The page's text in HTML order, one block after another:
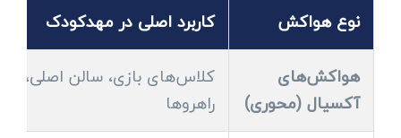
نوع هواکش
کاربرد اصلی در مهدکودک
هواکش‌های
آکسیال (محوری)
کلاس‌های بازی، سالن اصلی،
راهروها